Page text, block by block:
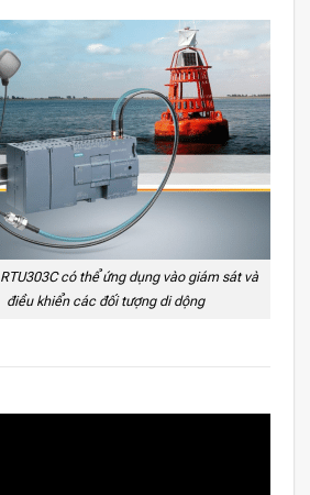
RTU303C có thể ứng dụng vào giám sát và
điều khiển các đối tượng di dộng